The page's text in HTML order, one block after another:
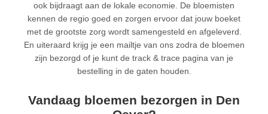
ook bijdraagt aan de lokale economie. De bloemisten
kennen de regio goed en zorgen ervoor dat jouw boeket
met de grootste zorg wordt samengesteld en afgeleverd.
En uiteraard krijg je een mailtje van ons zodra de bloemen
zijn bezorgd of je kunt de track & trace pagina van je
bestelling in de gaten houden.
Vandaag bloemen bezorgen in Den